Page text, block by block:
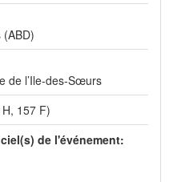
de l’Ile-des-Sœurs
157 F)
de l'événement: